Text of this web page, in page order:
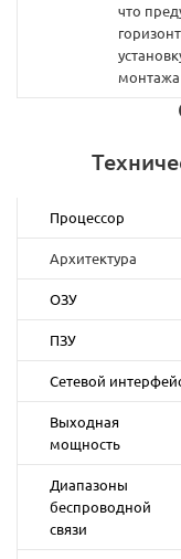
что
монтажа
Процессор
Архитектура
ОЗУ
ПЗУ
Сетевой
Выходная
мощность
Диапазоны
беспроводной
связи